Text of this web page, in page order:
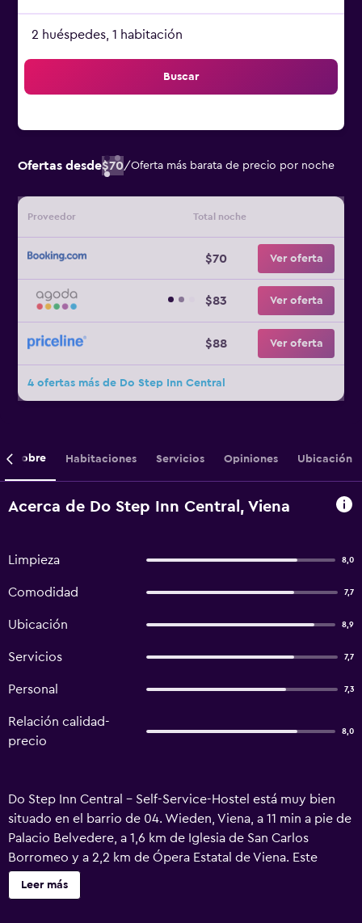
2 huéspedes, 1 habitación
Buscar
Ofertas desde$70/Oferta más barata de precio por noche
Proveedor Total noche
$70 Ver oferta
$83 Ver oferta
$88 Ver oferta
4 ofertas más de Do Step Inn Central
Sobre Habitaciones Servicios Opiniones Ubicación
Acerca de Do Step Inn Central, Viena
Limpieza 8,0
Comodidad 7,7
Ubicación 8,9
Servicios 7,7
Personal 7,3
Relación calidad-
precio
8,0
Do Step Inn Central - Self-Service-Hostel está muy bien
situado en el barrio de 04. Wieden, Viena, a 11 min a pie de
Palacio Belvedere, a 1,6 km de Iglesia de San Carlos
Borromeo y a 2,2 km de Ópera Estatal de Viena. Este
alojamiento ofrece cocina compartida y salón de uso
común, además de wifi gratis en todo el alojamiento. Este
Leer más